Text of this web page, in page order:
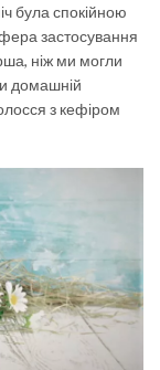
була спокійною
застосування
ніж ми могли
домашній
з кефіром